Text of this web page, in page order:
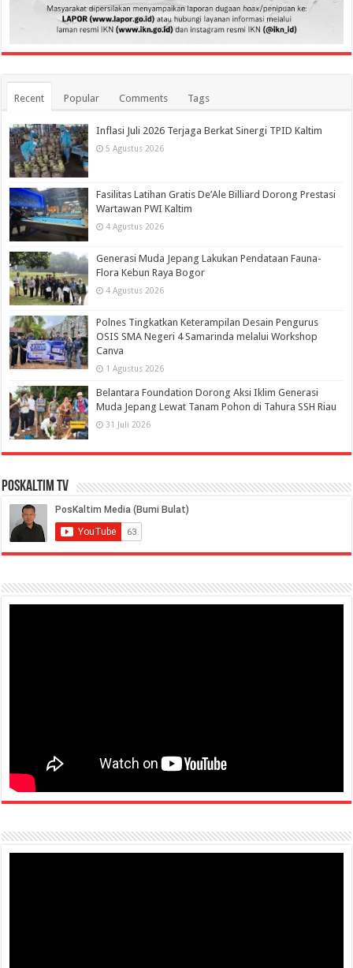
Recent Popular Comments Tags
Inflasi Juli 2026 Terjaga Berkat Sinergi TPID Kaltim
5 Agustus 2026
Fasilitas Latihan Gratis De’Ale Billiard Dorong Prestasi
Wartawan PWI Kaltim
4 Agustus 2026
Generasi Muda Jepang Lakukan Pendataan Fauna-
Flora Kebun Raya Bogor
4 Agustus 2026
Polnes Tingkatkan Keterampilan Desain Pengurus
OSIS SMA Negeri 4 Samarinda melalui Workshop
Canva
1 Agustus 2026
Belantara Foundation Dorong Aksi Iklim Generasi
Muda Jepang Lewat Tanam Pohon di Tahura SSH Riau
31 Juli 2026
PosKaltim TV